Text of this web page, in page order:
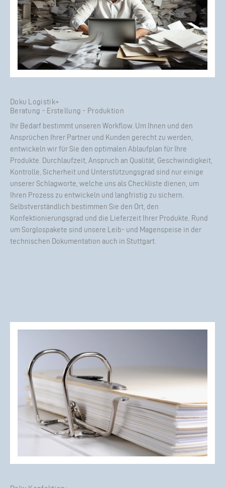
Doku Logistik+
Beratung - Erstellung - Produktion
Ihr Bedarf bestimmt unseren Workflow. Um Ihnen und den
Ansprüchen Ihrer Partner und Kunden gerecht zu werden,
entwickeln wir für Sie den optimalen Ablaufplan für Ihre
Produkte. Durchlaufzeit, Anspruch an Qualität, Geschwindigkeit,
Kontrolle, Sicherheit und Unterstützungsgrad sind nur einige
unserer Schlagworte, welche uns als Checkliste dienen, um
Ihren Prozess zu entwickeln und langfristig zu sichern.
Selbstverständlich bestimmen Sie den Ort, den
Konfektionierungsgrad und die Lieferzeit Ihrer Produkte. Rund
um Sorglospakete sind unsere Leib- und Magenspeise in der
technischen Dokumentation auch in Stuttgart.